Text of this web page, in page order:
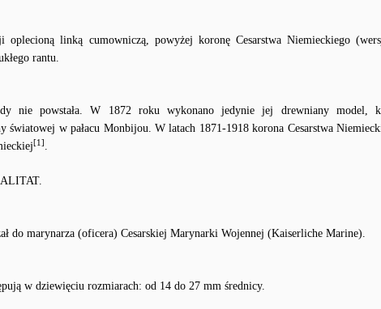
oplecioną linką cumowniczą, powyżej koronę Cesarstwa Niemieckiego
rantu.
nie powstała. W 1872 roku wykonano jedynie jej drewniany model,
światowej w pałacu Monbijou. W latach 1871-1918 korona Cesarstwa
[1] .
do marynarza (oficera) Cesarskiej Marynarki Wojennej (Kaiserliche Marine).
w dziewięciu rozmiarach: od 14 do 27 mm średnicy.